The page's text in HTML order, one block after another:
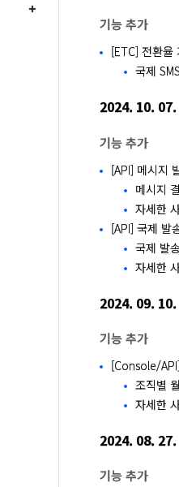
기능 추가
[ETC] 전환율
국제
2024. 10. 07.
기능 추가
[API] 메시지
메시지
자세한
[API] 국제 발
국제 발
자세한
2024. 09. 10.
기능 추가
[Console/
조직별
자세한
2024. 08. 27.
기능 추가